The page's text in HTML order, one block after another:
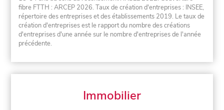
fibre FTTH : ARCEP 2026. Taux de création d'entreprises : INSEE,
répertoire des entreprises et des établissements 2019. Le taux de
création d'entreprises est le rapport du nombre des créations
d'entreprises d'une année sur le nombre d'entreprises de l'année
précédente.
Immobilier